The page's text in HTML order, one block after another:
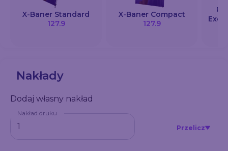
X-Baner Standard
127.9
X-Baner Compact
127.9
Nakłady
Dodaj własny nakład
Nakład druku
Przelicz